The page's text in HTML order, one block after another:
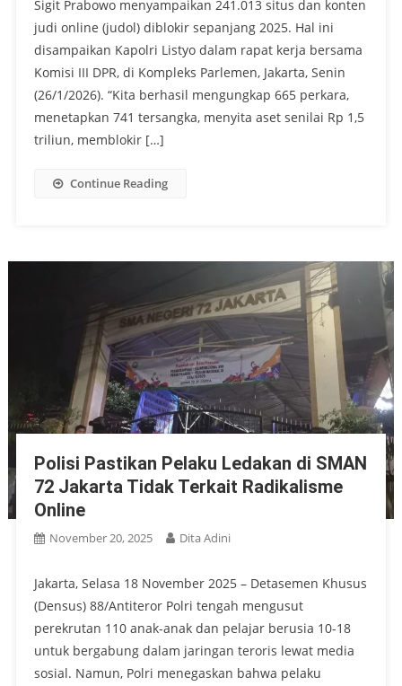
Sigit Prabowo menyampaikan 241.013 situs dan konten
judi online (judol) diblokir sepanjang 2025. Hal ini
disampaikan Kapolri Listyo dalam rapat kerja bersama
Komisi III DPR, di Kompleks Parlemen, Jakarta, Senin
(26/1/2026). “Kita berhasil mengungkap 665 perkara,
menetapkan 741 tersangka, menyita aset senilai Rp 1,5
triliun, memblokir […]
Continue Reading
Polisi Pastikan Pelaku Ledakan di SMAN
72 Jakarta Tidak Terkait Radikalisme
Online
November 20, 2025 Dita Adini
Jakarta, Selasa 18 November 2025 – Detasemen Khusus
(Densus) 88/Antiteror Polri tengah mengusut
perekrutan 110 anak-anak dan pelajar berusia 10-18
untuk bergabung dalam jaringan teroris lewat media
sosial. Namun, Polri menegaskan bahwa pelaku